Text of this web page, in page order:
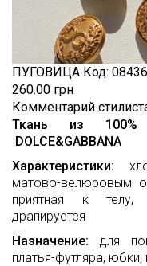
ПУГОВИЦА Код: 08436
260.00 грн
Комментарий
Ткань из 100%
DOLCE&GABBANA
Характеристики:
матово-велюровым
приятная к телу,
драпируется
Назначение: для
платья-футляра, юбки,